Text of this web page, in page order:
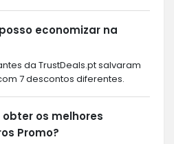
economizar na
da TrustDeals.pt salvaram
7 descontos diferentes.
os melhores
Promo?